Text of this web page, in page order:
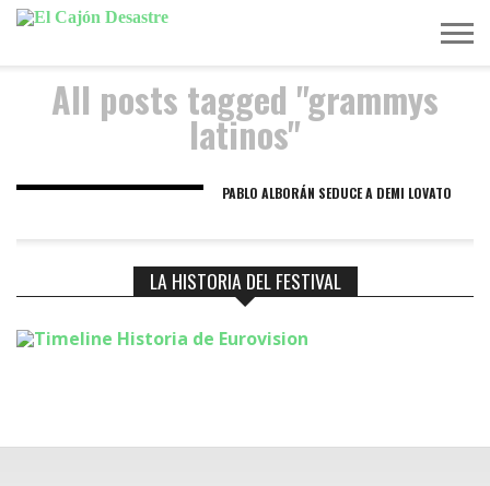
MÚSICA
TELEVISIÓN
POLÍTICA
ACTUALIDAD
EUROVISIÓN
All posts tagged "grammys
latinos"
PABLO ALBORÁN SEDUCE A DEMI LOVATO
LA HISTORIA DEL FESTIVAL